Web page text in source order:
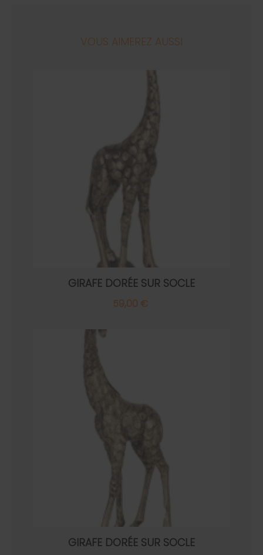
VOUS AIMEREZ AUSSI
GIRAFE DORÉE SUR SOCLE
59,00 €
GIRAFE DORÉE SUR SOCLE